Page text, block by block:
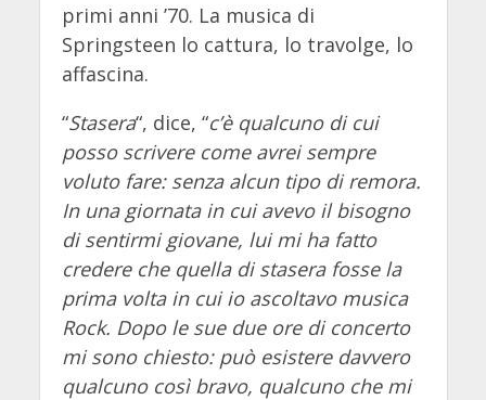
primi anni ’70. La musica di
Springsteen lo cattura, lo travolge, lo
affascina.
“Stasera“, dice, “c’è qualcuno di cui
posso scrivere come avrei sempre
voluto fare: senza alcun tipo di remora.
In una giornata in cui avevo il bisogno
di sentirmi giovane, lui mi ha fatto
credere che quella di stasera fosse la
prima volta in cui io ascoltavo musica
Rock. Dopo le sue due ore di concerto
mi sono chiesto: può esistere davvero
qualcuno così bravo, qualcuno che mi